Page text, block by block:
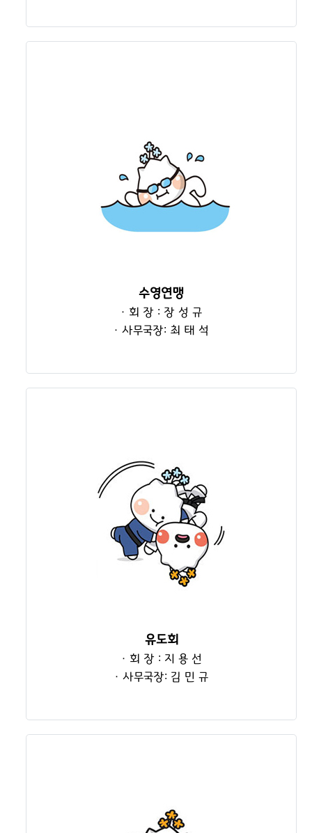
수영연맹
· 회 장 : 장 성 규
· 사무국장: 최 태 석
유도회
· 회 장 : 지 용 선
· 사무국장: 김 민 규